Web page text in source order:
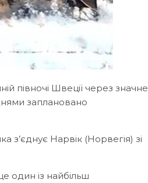
півночі Швеції через значне
заплановано
з’єднує Нарвік (Норвегія) зі
один із найбільш